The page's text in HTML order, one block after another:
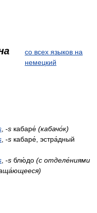
со всех языков на
немецкий
, -s кабаре́ (кабачо́к)
, -s кабаре́, эстра́дный
, -s блю́до (с отделе́ниями